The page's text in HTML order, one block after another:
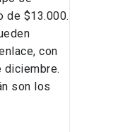
de $13.000.
con
diciembre.
son los